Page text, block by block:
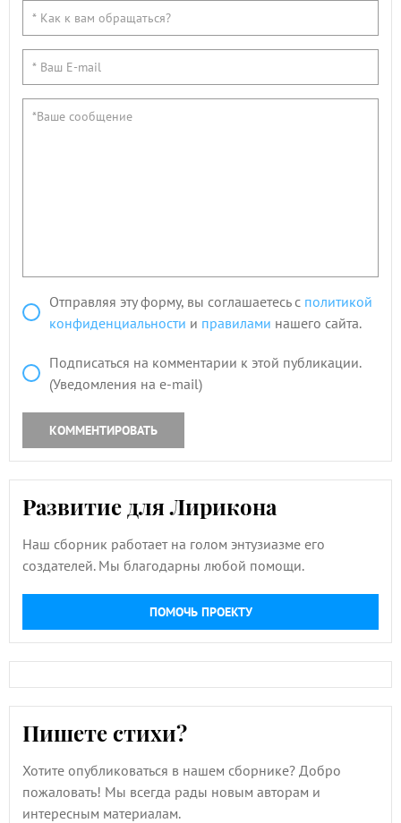
Отправляя эту форму, вы соглашаетесь с политикой
конфиденциальности и правилами нашего сайта.
Подписаться на комментарии к этой публикации.
(Уведомления на e-mail)
КОММЕНТИРОВАТЬ
Развитие для Лирикона
Наш сборник работает на голом энтузиазме его
создателей. Мы благодарны любой помощи.
ПОМОЧЬ ПРОЕКТУ
Пишете стихи?
Хотите опубликоваться в нашем сборнике? Добро
пожаловать! Мы всегда рады новым авторам и
интересным материалам.